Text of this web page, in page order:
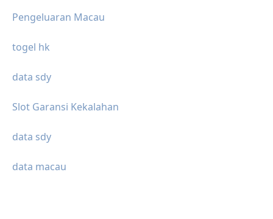
Pengeluaran Macau
togel hk
data sdy
Slot Garansi Kekalahan
data sdy
data macau